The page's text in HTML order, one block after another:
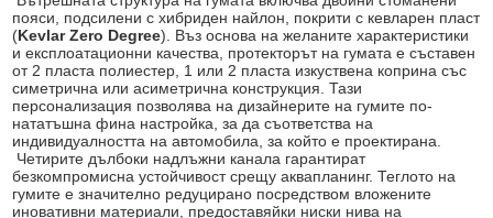
пояси, подсилени с хибриден найлон, покрити с кевларен пласт
(Kevlar Zero Degree). Въз основа на желаните характеристики
и експлоатационни качества, протекторът на гумата е съставен
от 2 пласта полиестер, 1 или 2 пласта изкуствена коприна със
симетрична или асиметрична конструкция. Тази
персонализация позволява на дизайнерите на гумите по-
нататъшна фина настройка, за да съответства на
индивидуалността на автомобила, за който е проектирана.
Четирите дълбоки надлъжни канала гарантират
безкомпромисна устойчивост срещу аквапланинг. Теглото на
гумите е значително редуцирано посредством вложените
иновативни материали, предоставяйки ниски нива на